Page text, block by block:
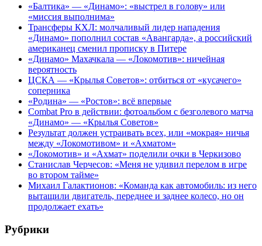
«Балтика» — «Динамо»: «выстрел в голову» или
«миссия выполнима»
Трансферы КХЛ: молчаливый лидер нападения
«Динамо» пополнил состав «Авангарда», а российский
американец сменил прописку в Питере
«Динамо» Махачкала — «Локомотив»: ничейная
вероятность
ЦСКА — «Крылья Советов»: отбиться от «кусачего»
соперника
«Родина» — «Ростов»: всё впервые
Combat Pro в действии: фотоальбом с безголевого матча
«Динамо» — «Крылья Советов»
Результат должен устраивать всех, или «мокрая» ничья
между «Локомотивом» и «Ахматом»
«Локомотив» и «Ахмат» поделили очки в Черкизово
Станислав Черчесов: «Меня не удивил перелом в игре
во втором тайме»
Михаил Галактионов: «Команда как автомобиль: из него
вытащили двигатель, переднее и заднее колесо, но он
продолжает ехать»
Рубрики